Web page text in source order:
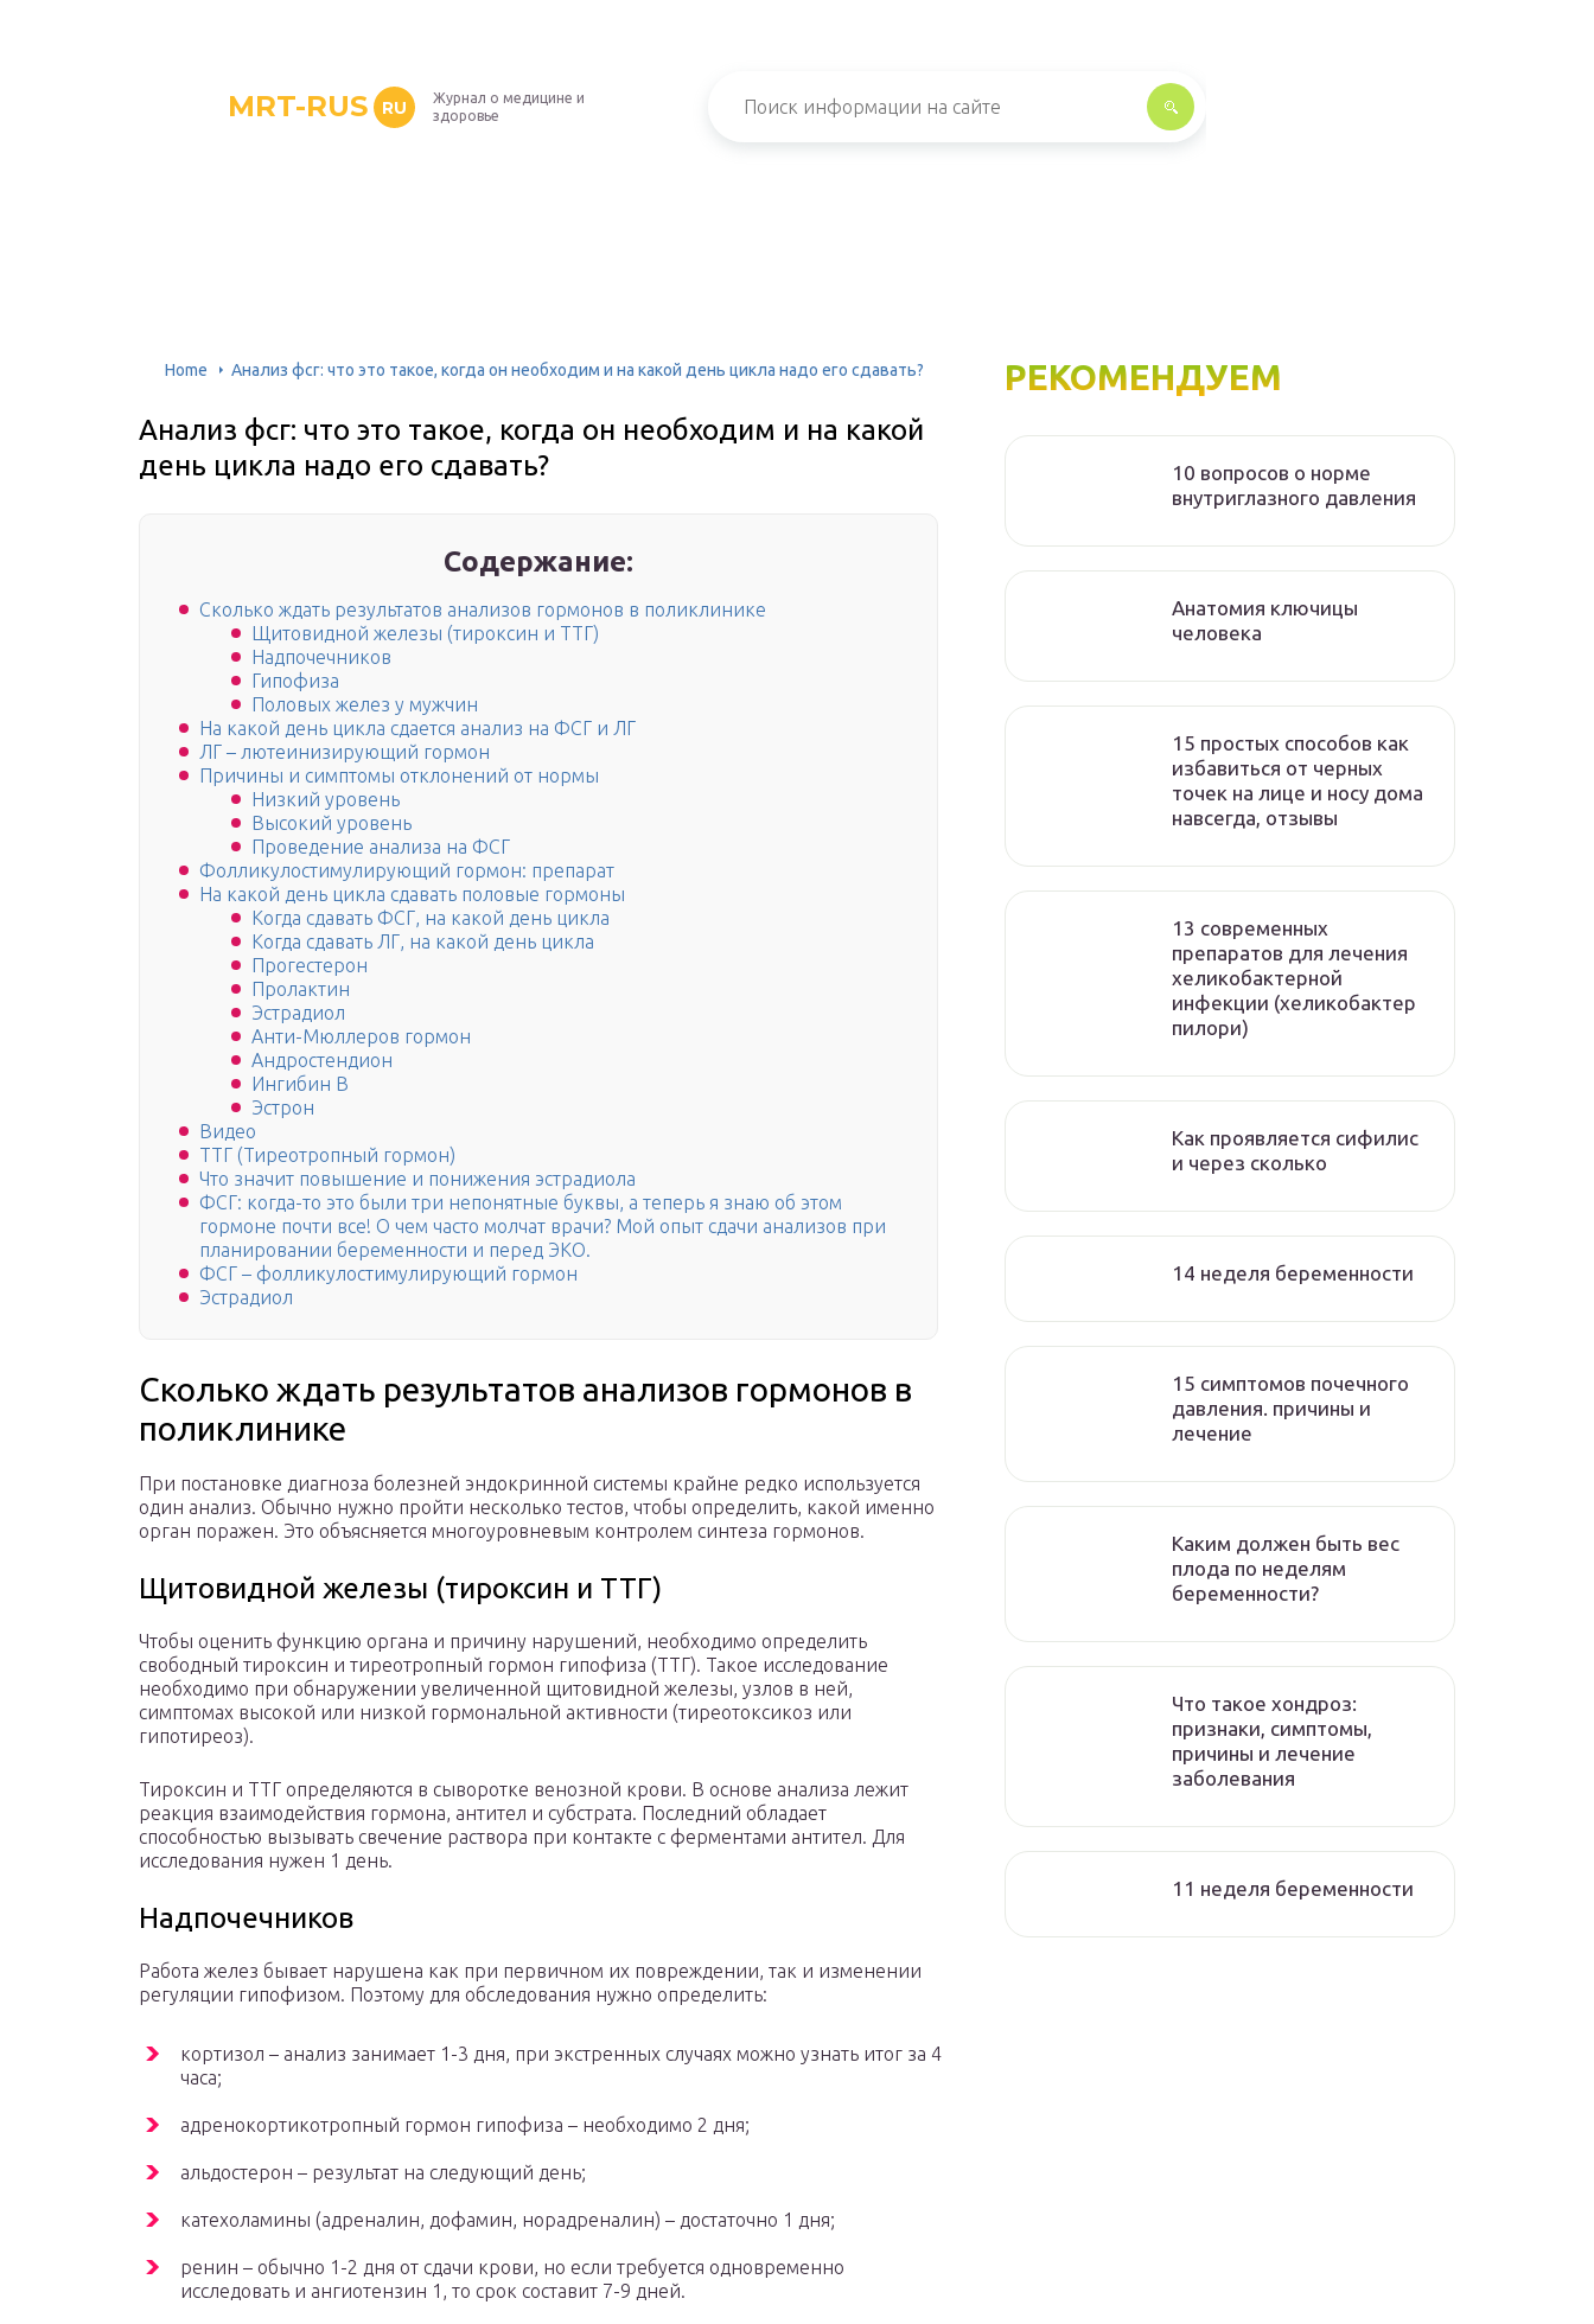
MRT-RUS RU
Журнал о медицине и
здоровье
Home Анализ фсг: что это такое, когда он необходим и на какой день цикла надо его сдавать?
Анализ фсг: что это такое, когда он необходим и на какой
день цикла надо его сдавать?
Содержание:
Сколько ждать результатов анализов гормонов в поликлинике
Щитовидной железы (тироксин и ТТГ)
Надпочечников
Гипофиза
Половых желез у мужчин
На какой день цикла сдается анализ на ФСГ и ЛГ
ЛГ – лютеинизирующий гормон
Причины и симптомы отклонений от нормы
Низкий уровень
Высокий уровень
Проведение анализа на ФСГ
Фолликулостимулирующий гормон: препарат
На какой день цикла сдавать половые гормоны
Когда сдавать ФСГ, на какой день цикла
Когда сдавать ЛГ, на какой день цикла
Прогестерон
Пролактин
Эстрадиол
Анти-Мюллеров гормон
Андростендион
Ингибин В
Эстрон
Видео
ТТГ (Тиреотропный гормон)
Что значит повышение и понижения эстрадиола
ФСГ: когда-то это были три непонятные буквы, а теперь я знаю об этом
гормоне почти все! О чем часто молчат врачи? Мой опыт сдачи анализов при
планировании беременности и перед ЭКО.
ФСГ – фолликулостимулирующий гормон
Эстрадиол
Сколько ждать результатов анализов гормонов в
поликлинике
При постановке диагноза болезней эндокринной системы крайне редко используется
один анализ. Обычно нужно пройти несколько тестов, чтобы определить, какой именно
орган поражен. Это объясняется многоуровневым контролем синтеза гормонов.
Щитовидной железы (тироксин и ТТГ)
Чтобы оценить функцию органа и причину нарушений, необходимо определить
свободный тироксин и тиреотропный гормон гипофиза (ТТГ). Такое исследование
необходимо при обнаружении увеличенной щитовидной железы, узлов в ней,
симптомах высокой или низкой гормональной активности (тиреотоксикоз или
гипотиреоз).
Тироксин и ТТГ определяются в сыворотке венозной крови. В основе анализа лежит
реакция взаимодействия гормона, антител и субстрата. Последний обладает
способностью вызывать свечение раствора при контакте с ферментами антител. Для
исследования нужен 1 день.
Надпочечников
Работа желез бывает нарушена как при первичном их повреждении, так и изменении
регуляции гипофизом. Поэтому для обследования нужно определить:
кортизол – анализ занимает 1-3 дня, при экстренных случаях можно узнать итог за 4
часа;
адренокортикотропный гормон гипофиза – необходимо 2 дня;
альдостерон – результат на следующий день;
катехоламины (адреналин, дофамин, норадреналин) – достаточно 1 дня;
ренин – обычно 1-2 дня от сдачи крови, но если требуется одновременно
исследовать и ангиотензин 1, то срок составит 7-9 дней.
РЕКОМЕНДУЕМ
10 вопросов о норме
внутриглазного давления
Анатомия ключицы
человека
15 простых способов как
избавиться от черных
точек на лице и носу дома
навсегда, отзывы
13 современных
препаратов для лечения
хеликобактерной
инфекции (хеликобактер
пилори)
Как проявляется сифилис
и через сколько
14 неделя беременности
15 симптомов почечного
давления. причины и
лечение
Каким должен быть вес
плода по неделям
беременности?
Что такое хондроз:
признаки, симптомы,
причины и лечение
заболевания
11 неделя беременности